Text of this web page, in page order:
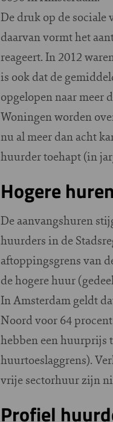
De druk op de sociale
daarvan vormt het
reageert. In 2012
is ook dat de
opgelopen naar meer
Woningen worden
nu al meer dan acht
huurder toehapt (in
Hogere huren
De aanvangshuren
huurders in de
aftoppingsgrens van
de hogere huur
In Amsterdam geldt
Noord voor 64
hebben een huurprijs
huurtoeslaggrens).
vrije sectorhuur zijn
Profiel